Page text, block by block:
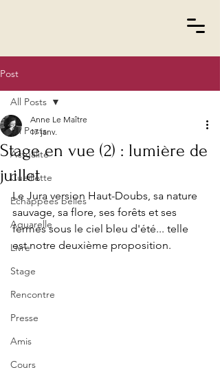
Post
All Posts
Actualité
Cueillette
Echappées belles
Aquarelle
Livre
Stage
Rencontre
Presse
Amis
Cours
All Posts
Stage en vue (2) : lumière de
juillet
Anne Le Maître
17 janv.
Le Jura version Haut-Doubs, sa nature
sauvage, sa flore, ses forêts et ses
fermes sous le ciel bleu d'été... telle
est notre deuxième proposition.